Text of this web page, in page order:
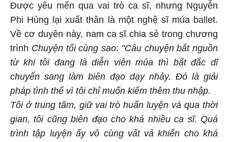
Được yêu mến qua vai trò ca sĩ, nhưng Nguyễn
Phi Hùng lại xuất thân là một nghệ sĩ múa ballet.
Về cơ duyên này, nam ca sĩ chia sẻ trong chương
trình Chuyện tối cùng sao: "Câu chuyện bắt nguồn
từ khi tôi đang là diễn viên múa thì bất đắc dĩ
chuyển sang làm biên đạo dạy nhảy. Đó là giải
pháp tình thế vì tôi chỉ muốn kiếm thêm thu nhập.
Tôi ở trung tâm, giữ vai trò huấn luyện và qua thời
gian, tôi cũng biên đạo cho khá nhiều ca sĩ. Quá
trình tập luyện ấy vô cùng vất vả khiến cho khá